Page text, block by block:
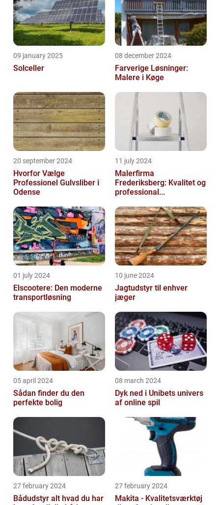
09 january 2025
Solceller
08 december 2024
Farverige Løsninger:
Malere i Køge
20 september 2024
Hvorfor Vælge
Professionel Gulvsliber i
Odense
11 july 2024
Malerfirma
Frederiksberg: Kvalitet og
professional...
01 july 2024
Elscootere: Den moderne
transportløsning
10 june 2024
Jagtudstyr til enhver
jæger
05 april 2024
Sådan finder du den
perfekte bolig
08 march 2024
Dyk ned i Unibets univers
af online spil
27 february 2024
Bådudstyr alt hvad du har
27 february 2024
Makita - Kvalitetsværktøj